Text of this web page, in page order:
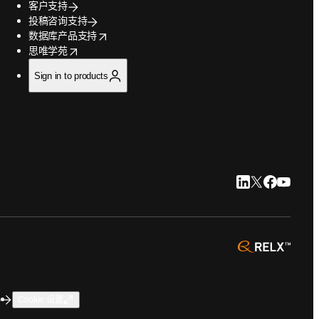
客户支持
投稿咨询支持
数据库产品支持
opens in new tab/window
思唯学苑
opens in new tab/window
Sign in to products
LinkedIn 在新的
Twitter 在新的
Facebook
YouTube
opens